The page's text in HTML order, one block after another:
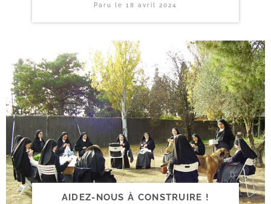
Paru le 18 avril 2024
AIDEZ-​NOUS À CONSTRUIRE !